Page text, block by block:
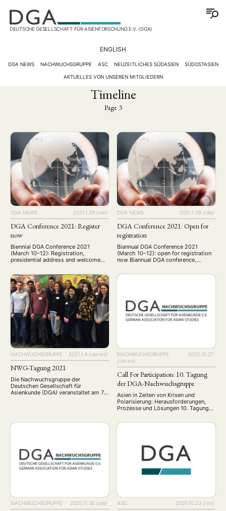
DEUTSCHE GESELLSCHAFT FÜR ASIENFORSCHUNG E.V. (DGA)
ENGLISH
DGA NEWS NACHWUCHSGRUPPE ASC NEUZEITLICHES SÜDASIEN SÜDOSTASIEN
AKTUELLES VON UNSEREN MITGLIEDERN
Timeline
Page 3
DGA NEWS 2021.1.29 {:de}
DGA Conference 2021: Register
now
Biennial DGA Conference 2021
(March 10–12): Registration,
presidential address and welcome
Asian Studies — Multi-Level
Dynamics of Identity Formation and
Institution Building March 10–12,
2021 Register now Regular
registration: January 16 – March 3
Late registration: March 4 – March 10
Presidential address by Doris
Fischer, …
DGA NEWS 2021.1.28 {:de}
DGA Conference 2021: Open for
registration
Biannual DGA Conference 2021
(March 10–12): open for registration
now Biannual DGA conference,
Dynamics of Identity Formation and
December 29 – January 15 Regular
registration: January 16 – March 3
Late registration: March 4 – March 10
For …
NACHWUCHSGRUPPE 2021.1.4 {:de:en}
NWG-Tagung 2021
Die Nachwuchsgruppe der
Deutschen Gesellschaft für
Asienkunde (DGA) veranstaltet am 7.,
Prozesse und Lösungen“. Die
2021 ihre 10. Tagung! Thema der …
NACHWUCHSGRUPPE
2020.12.27
{:de:en}
Call For Participation: 10. Tagung
der DGA-Nachwuchsgruppe
Asien in Zeiten von Krisen und
Polarisierung: Herausforderungen,
Prozesse und Lösungen 10. Tagung
Deutschen Gesellschaft für
Asienkunde 7., 8., 15. Mai 2021
vor immer neue Herausforderungen,
verlangen Lösungen und führen zu
neuen Prozessen. Gerade im letzten
Jahr haben wir vielfach gesehen, wie
schnell …
NACHWUCHSGRUPPE 2020.11.30 {:de} ASC 2020.10.23 {:en}